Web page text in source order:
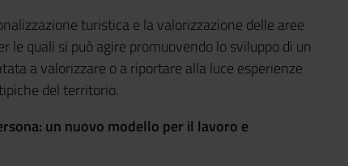
turistica e la valorizzazione delle aree
le quali si può agire promuovendo lo sviluppo di un
a valorizzare o a riportare alla luce esperienze
del territorio.
un nuovo modello per il lavoro e